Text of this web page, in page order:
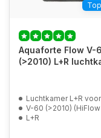
Aquaforte Flow V-
(>2010) L+R
Luchtkamer L+R
V-60 (>2010) (HiFlow en Koi
L+R